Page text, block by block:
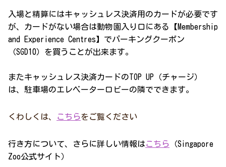
入場と精算にはキャッシュレス決済用のカードが必要です
が、カードがない場合は動物園入り口にある【Membership
and Experience Centres】でパーキングクーポン
（SGD10）を買うことが出来ます。
またキャッシュレス決済カードのTOP UP（チャージ）
は、駐車場のエレベーターロビーの隣でできます。
くわしくは、 こちらをご覧ください
行き方について、さらに詳しい情報はこちら （Singapore
Zoo公式サイト）